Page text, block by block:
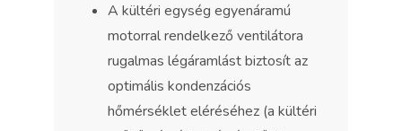
A kültéri egység egyenáramú
motorral rendelkező ventilátora
rugalmas légáramlást biztosít az
optimális kondenzációs
hőmérséklet eléréséhez (a kültéri